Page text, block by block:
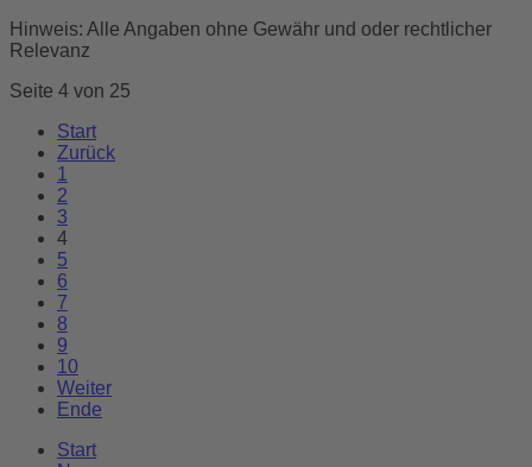
Hinweis: Alle Angaben ohne Gewähr und oder rechtlicher
Relevanz
Seite 4 von 25
Start
Zurück
1
2
3
4
5
6
7
8
9
10
Weiter
Ende
Start